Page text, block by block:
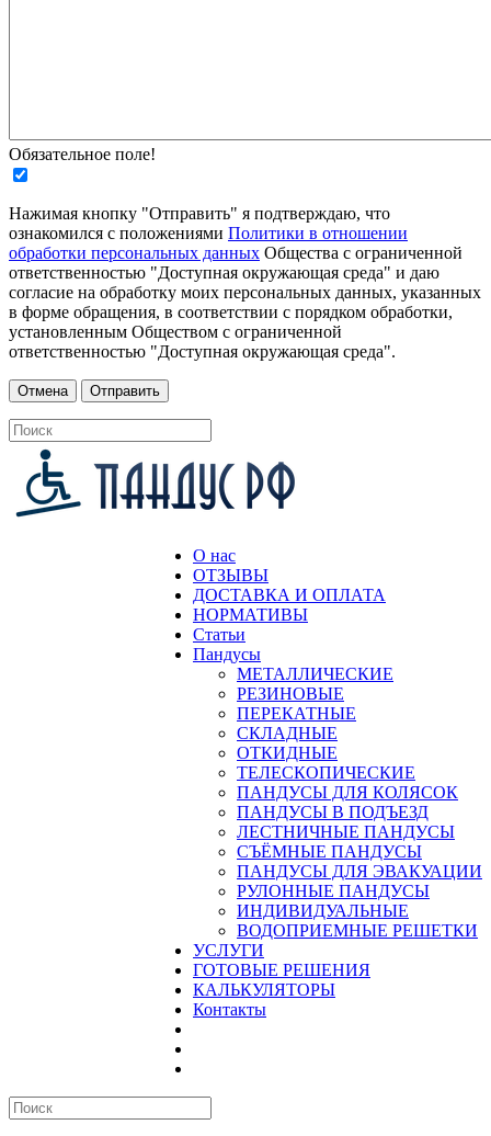
Обязательное поле!
Нажимая кнопку "Отправить" я подтверждаю, что
ознакомился с положениями Политики в отношении
обработки персональных данных Общества с ограниченной
ответственностью "Доступная окружающая среда" и даю
согласие на обработку моих персональных данных, указанных
в форме обращения, в соответствии с порядком обработки,
установленным Обществом с ограниченной
ответственностью "Доступная окружающая среда".
О нас
ОТЗЫВЫ
ДОСТАВКА И ОПЛАТА
НОРМАТИВЫ
Статьи
Пандусы
МЕТАЛЛИЧЕСКИЕ
РЕЗИНОВЫЕ
ПЕРЕКАТНЫЕ
СКЛАДНЫЕ
ОТКИДНЫЕ
ТЕЛЕСКОПИЧЕСКИЕ
ПАНДУСЫ ДЛЯ КОЛЯСОК
ПАНДУСЫ В ПОДЪЕЗД
ЛЕСТНИЧНЫЕ ПАНДУСЫ
CЪЁМНЫЕ ПАНДУСЫ
ПАНДУСЫ ДЛЯ ЭВАКУАЦИИ
РУЛОННЫЕ ПАНДУСЫ
ИНДИВИДУАЛЬНЫЕ
ВОДОПРИЕМНЫЕ РЕШЕТКИ
УСЛУГИ
ГОТОВЫЕ РЕШЕНИЯ
КАЛЬКУЛЯТОРЫ
Контакты